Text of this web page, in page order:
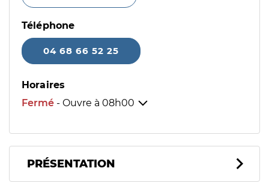
Téléphone
04 68 66 52 25
Horaires
Fermé - Ouvre à 08h00
PRÉSENTATION